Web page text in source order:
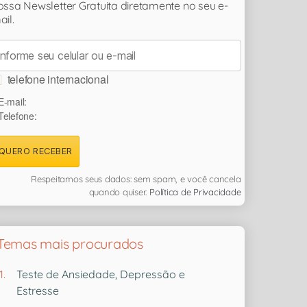
Newsletter Gratuita diretamente no seu e-
telefone internacional
mail:
RECEBER
Respeitamos seus dados: sem spam, e você cancela
quando quiser. Política de Privacidade
mais procurados
Teste de Ansiedade, Depressão e
Estresse